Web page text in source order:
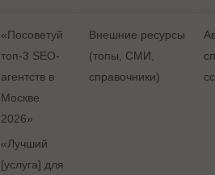
«Посоветуй
топ-3 SEO-
агентств в
Москве
2026»
«Лучший
[услуга] для
Внешние ресурсы
(топы, СМИ,
справочники)